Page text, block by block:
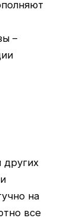
–
других
на
все